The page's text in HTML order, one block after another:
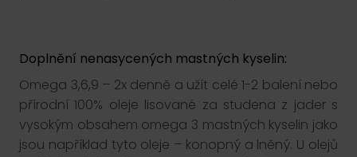
Doplnění nenasycených mastných kyselin:
Omega 3,6,9 – 2x denně a užít celé 1-2 balení nebo
přírodní 100% oleje lisované za studena z jader s
vysokým obsahem omega 3 mastných kyselin jako
jsou například tyto oleje – konopný a lněný. U olejů